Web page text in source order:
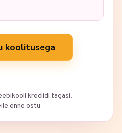
koolitusega
krediidi tagasi.
enne ostu.